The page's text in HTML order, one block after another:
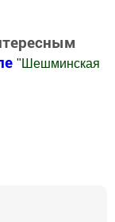
" Шешминская